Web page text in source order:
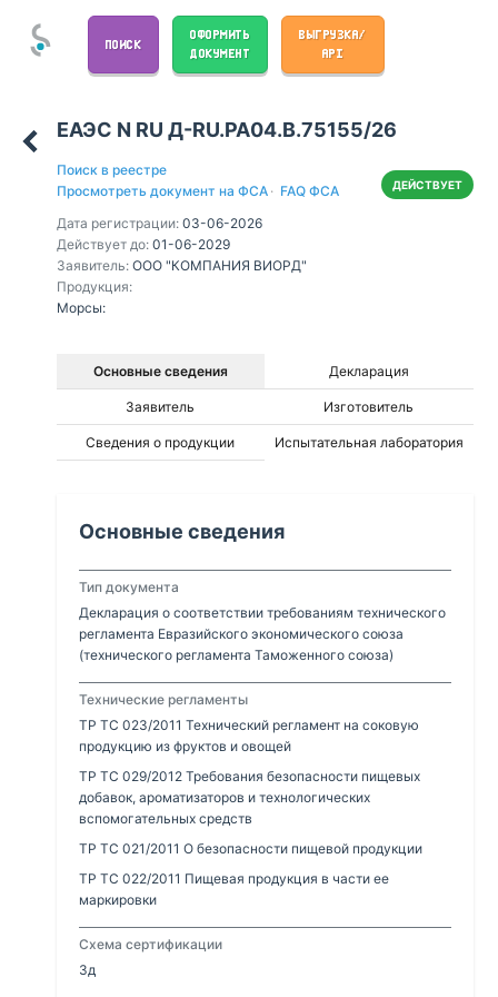
ПОИСК
ОФОРМИТЬ
ДОКУМЕНТ
ВЫГРУЗКА/
API
ЕАЭС N RU Д-RU.РА04.В.75155/26
Поиск в реестре
Просмотреть документ на ФСА · FAQ ФСА
Дата регистрации: 03-06-2026
Действует до: 01-06-2029
Заявитель: ООО "КОМПАНИЯ ВИОРД"
Продукция:
Морсы:
ДЕЙСТВУЕТ
Основные сведения Декларация
Заявитель Изготовитель
Сведения о продукции Испытательная лаборатория
Основные сведения
Тип документа
Декларация о соответствии требованиям технического
регламента Евразийского экономического союза
(технического регламента Таможенного союза)
Технические регламенты
ТР ТС 023/2011 Технический регламент на соковую
продукцию из фруктов и овощей
ТР ТС 029/2012 Требования безопасности пищевых
добавок, ароматизаторов и технологических
вспомогательных средств
ТР ТС 021/2011 О безопасности пищевой продукции
ТР ТС 022/2011 Пищевая продукция в части ее
маркировки
Схема сертификации
3д